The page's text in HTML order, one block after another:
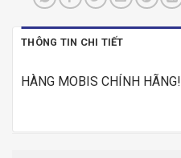
THÔNG TIN CHI TIẾT
HÀNG MOBIS CHÍNH HÃNG!